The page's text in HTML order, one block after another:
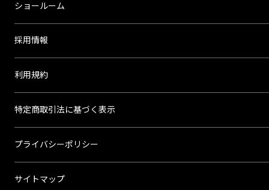
ショールーム
採用情報
利用規約
特定商取引法に基づく表示
プライバシーポリシー
サイトマップ